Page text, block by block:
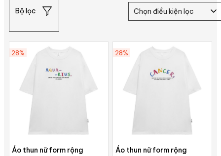
28%
Áo thun nữ form rộng
28%
Áo thun nữ form rộng
Chọn điều kiện lọc
Bộ lọc